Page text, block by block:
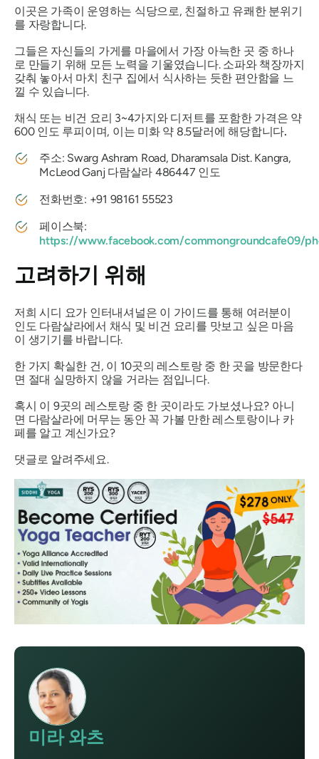
이곳은 가족이 운영하는 식당으로, 친절하고 유쾌한 분위기
를 자랑합니다.
그들은 자신들의 가게를 마을에서 가장 아늑한 곳 중 하나
로 만들기 위해 모든 노력을 기울였습니다. 소파와 책장까지
갖춰 놓아서 마치 친구 집에서 식사하는 듯한 편안함을 느
낄 수 있습니다.
채식 또는 비건 요리 3~4가지와 디저트를 포함한 가격은 약
600 인도 루피이며, 이는 미화 약 8.5달러에 해당합니다.
주소: Swarg Ashram Road, Dharamsala Dist. Kangra,
McLeod Ganj 다람살라 486447 인도
전화번호: +91 98161 55523
페이스북:
https://www.facebook.com/commongroundcafe09/
고려하기 위해
저희 시디 요가 인터내셔널은 이 가이드를 통해 여러분이
인도 다람살라에서 채식 및 비건 요리를 맛보고 싶은 마음
이 생기기를 바랍니다.
한 가지 확실한 건, 이 10곳의 레스토랑 중 한 곳을 방문한다
면 절대 실망하지 않을 거라는 점입니다.
혹시 이 9곳의 레스토랑 중 한 곳이라도 가보셨나요? 아니
면 다람살라에 머무는 동안 꼭 가볼 만한 레스토랑이나 카
페를 알고 계신가요?
댓글로 알려주세요.
미라 와츠